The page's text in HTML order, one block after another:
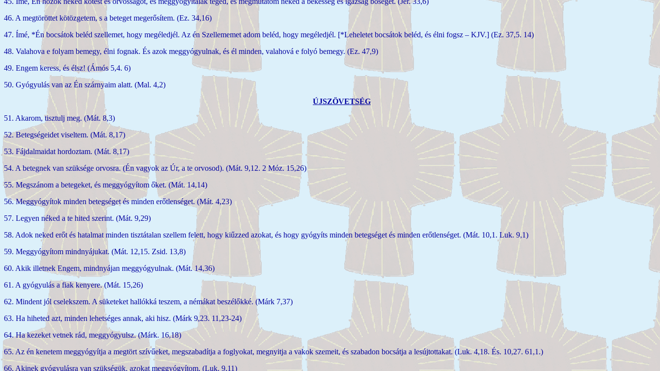
46. A megtöröttet kötözgetem, s a beteget megerősítem. (Ez. 34,16)
47. Ímé, *Én bocsátok beléd szellemet, hogy megéledjél. Az én Szellememet adom beléd, hogy megéledjél. [*Leheletet bocsátok beléd, és élni fogsz – KJV.] (Ez. 37,5. 14)
48. Valahova e folyam bemegy, élni fognak. És azok meggyógyulnak, és él minden, valahová e folyó bemegy. (Ez. 47,9)
49. Engem keress, és élsz! (Ámós 5,4. 6)
50. Gyógyulás van az Én szárnyaim alatt. (Mal. 4,2)
ÚJSZÖVETSÉG
51. Akarom, tisztulj meg. (Mát. 8,3)
52. Betegségeidet viseltem. (Mát. 8,17)
53. Fájdalmaidat hordoztam. (Mát. 8,17)
54. A betegnek van szüksége orvosra. (Én vagyok az Úr, a te orvosod). (Mát. 9,12. 2 Móz. 15,26)
55. Megszánom a betegeket, és meggyógyítom őket. (Mát. 14,14)
56. Meggyógyítok minden betegséget és minden erőtlenséget. (Mát. 4,23)
57. Legyen néked a te hited szerint. (Mát. 9,29)
58. Adok neked erőt és hatalmat minden tisztátalan szellem felett, hogy kiűzzed azokat, és hogy gyógyíts minden betegséget és minden erőtlenséget. (Mát. 10,1. Luk. 9,1)
59. Meggyógyítom mindnyájukat. (Mát. 12,15. Zsid. 13,8)
60. Akik illetnek Engem, mindnyájan meggyógyulnak. (Mát. 14,36)
61. A gyógyulás a fiak kenyere. (Mát. 15,26)
62. Mindent jól cselekszem. A süketeket hallókká teszem, a némákat beszélőkké. (Márk 7,37)
63. Ha hiheted azt, minden lehetséges annak, aki hisz. (Márk 9,23. 11,23-24)
64. Ha kezeket vetnek rád, meggyógyulsz. (Márk. 16,18)
65. Az én kenetem meggyógyítja a megtört szívűeket, megszabadítja a foglyokat, megnyitja a vakok szemeit, és szabadon bocsátja a lesújtottakat. (Luk. 4,18. És. 10,27. 61,1.)
66. Akinek gyógyulásra van szükségük, azokat meggyógyítom. (Luk. 9,11)